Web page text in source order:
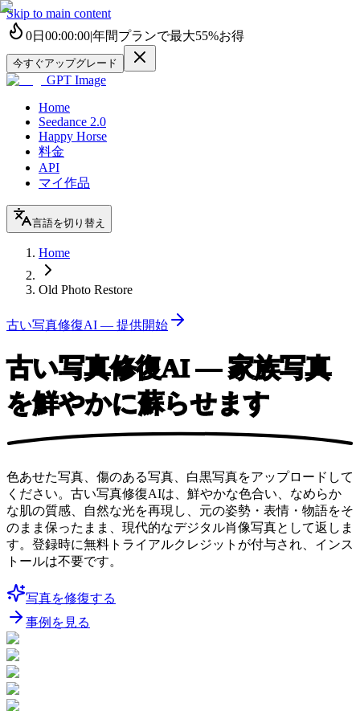
Skip to main content
0日 00:00:00|年間プランで最大55%お得
今すぐアップグレード
GPT Image
Home
Seedance 2.0
Happy Horse
料金
API
マイ作品
言語を切り替え
Home
Old Photo Restore
古い写真修復AI — 提供開始
古い写真修復AI — 家族写真
を鮮やかに蘇らせます
色あせた写真、傷のある写真、白黒写真をアップロードして
ください。古い写真修復AIは、鮮やかな色合い、なめらか
な肌の質感、自然な光を再現し、元の姿勢・表情・物語をそ
のまま保ったまま、現代的なデジタル肖像写真として返しま
す。登録時に無料トライアルクレジットが付与され、インス
トールは不要です。
写真を修復する
事例を見る